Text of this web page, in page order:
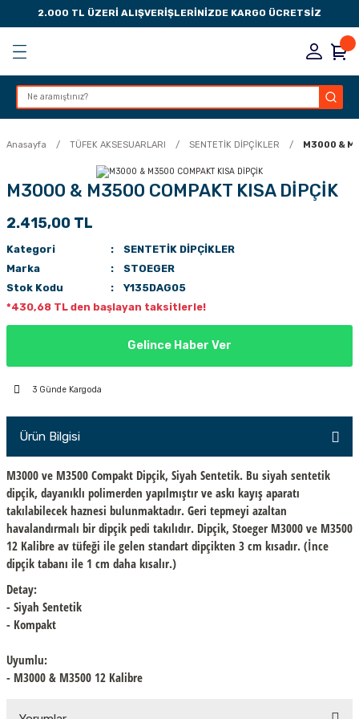
2.000 TL ÜZERİ ALIŞVERİŞLERİNİZDE KARGO ÜCRETSİZ
Geri Dön
Geri Dön
Geri Dön
Geri Dön
MANDALI
Anasayfa TÜFEK AKSESUARLARI SENTETİK DİPÇİKLER M3000 &
M3000 & M3500 COMPAKT KISA DİPÇİK
2.415,00 TL
Kategori
SENTETİK DİPÇİKLER
Marka
STOEGER
Stok Kodu
Y135DAG05
*430,68 TL den başlayan taksitlerle!
Gelince Haber Ver
3 Günde Kargoda
Ürün Bilgisi
M3000 ve M3500 Compakt Dipçik, Siyah Sentetik. Bu siyah sentetik
dipçik, dayanıklı polimerden yapılmıştır ve askı kayış aparatı
takılabilecek haznesi bulunmaktadır. Geri tepmeyi azaltan
havalandırmalı bir dipçik pedi takılıdır. Dipçik, Stoeger M3000 ve M3500
12 Kalibre av tüfeği ile gelen standart dipçikten 3 cm kısadır. (İnce
dipçik tabanı ile 1 cm daha kısalır.)
Detay:
- Siyah Sentetik
- Kompakt
Uyumlu:
- M3000 & M3500 12 Kalibre